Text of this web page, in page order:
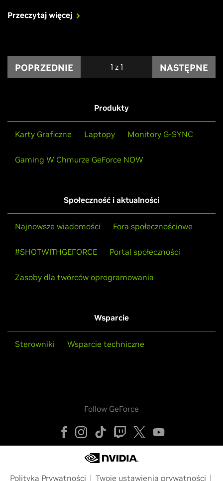
Przeczytaj więcej
POPRZEDNIE 1 z 1 NASTĘPNE
Produkty
Karty Graficzne Laptopy Monitory G-SYNC
Gaming W Chmurze GeForce NOW
Społeczność i aktualności
Najnowsze wiadomości Fora społecznościowe
#SHOTWITHGEFORCE Portal społeczności
Zasoby dla twórców oprogramowania
Wsparcie
Sterowniki Wsparcie techniczne
Follow GeForce
Polityka Prywatności Twoje ustawienia prywatności